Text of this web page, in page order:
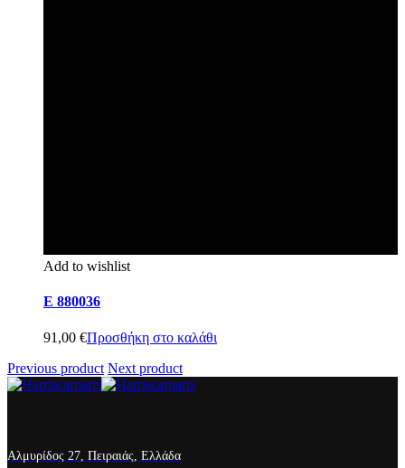
Add to wishlist
E 880036
91,00 €Προσθήκη στο καλάθι
Previous product Next product
Αλμυρίδος 27, Πειραιάς, Ελλάδα